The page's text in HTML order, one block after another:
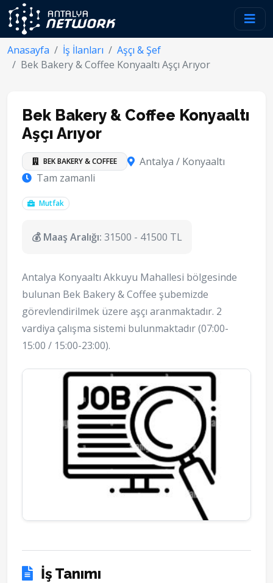
Anasayfa İş İlanları
Aşçı & Şef
Bek Bakery & Coffee Konyaaltı Aşçı Arıyor
Bek Bakery & Coffee Konyaaltı
Aşçı Arıyor
BEK BAKERY & COFFEE
Antalya / Konyaaltı
Tam zamanli
Mutfak
💰 Maaş Aralığı: 31500 - 41500 TL
Antalya Konyaaltı Akkuyu Mahallesi bölgesinde
bulunan Bek Bakery & Coffee şubemizde
görevlendirilmek üzere aşçı aranmaktadır. 2
vardiya çalışma sistemi bulunmaktadır (07:00-
15:00 / 15:00-23:00).
İş Tanımı